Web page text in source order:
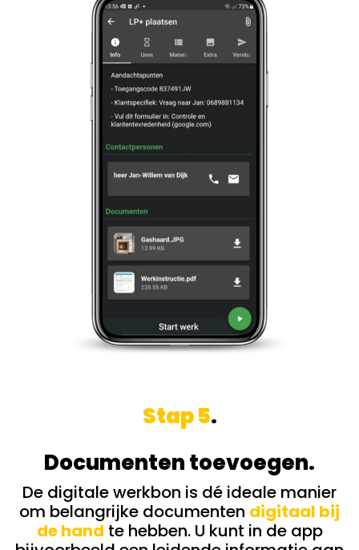
Stap 5.
Documenten toevoegen.
De digitale werkbon is dé ideale manier
om belangrijke documenten digitaal bij
de hand te hebben. U kunt in de app